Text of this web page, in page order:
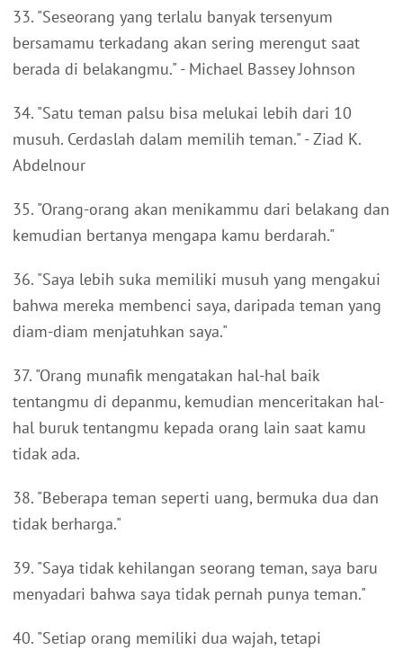
33. "Seseorang yang terlalu banyak tersenyum
bersamamu terkadang akan sering merengut saat
berada di belakangmu." - Michael Bassey Johnson
34. "Satu teman palsu bisa melukai lebih dari 10
musuh. Cerdaslah dalam memilih teman." - Ziad K.
Abdelnour
35. "Orang-orang akan menikammu dari belakang dan
kemudian bertanya mengapa kamu berdarah."
36. "Saya lebih suka memiliki musuh yang mengakui
bahwa mereka membenci saya, daripada teman yang
diam-diam menjatuhkan saya."
37. "Orang munafik mengatakan hal-hal baik
tentangmu di depanmu, kemudian menceritakan hal-
hal buruk tentangmu kepada orang lain saat kamu
tidak ada.
38. "Beberapa teman seperti uang, bermuka dua dan
tidak berharga."
39. "Saya tidak kehilangan seorang teman, saya baru
menyadari bahwa saya tidak pernah punya teman."
40. "Setiap orang memiliki dua wajah, tetapi